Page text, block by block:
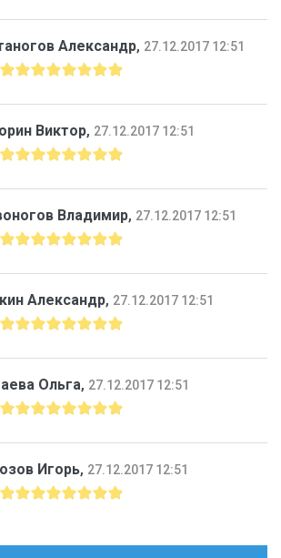
Александр, 27.12.2017 12:51
Виктор, 27.12.2017 12:51
Владимир, 27.12.2017 12:51
Александр, 27.12.2017 12:51
Ольга, 27.12.2017 12:51
Игорь, 27.12.2017 12:51